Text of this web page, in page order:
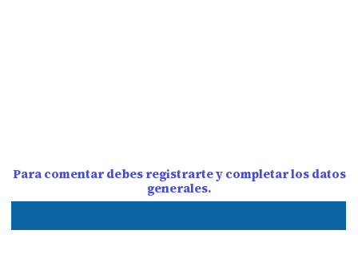
Para comentar debes registrarte y completar los datos
generales.